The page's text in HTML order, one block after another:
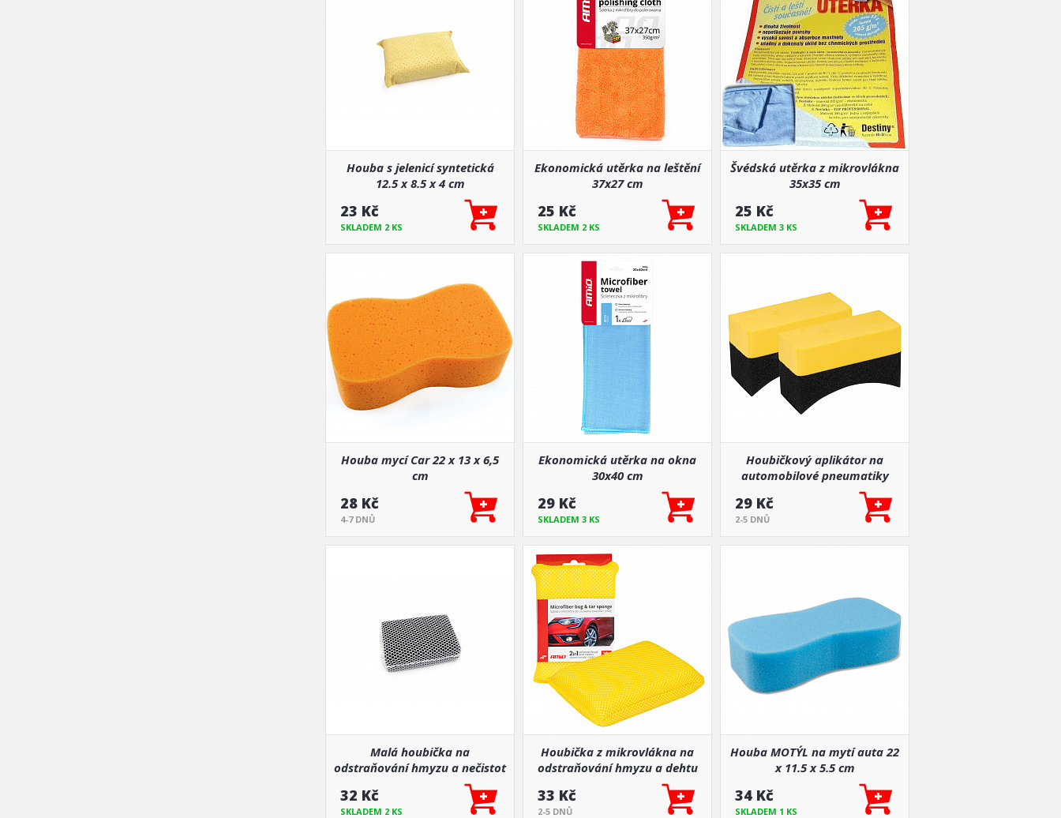
Houba s jelenicí syntetická
12.5 x 8.5 x 4 cm
23 Kč
SKLADEM 2 KS
Ekonomická utěrka na leštění
37x27 cm
25 Kč
SKLADEM 2 KS
Švédská utěrka z mikrovlákna
35x35 cm
25 Kč
SKLADEM 3 KS
Houba mycí Car 22 x 13 x 6,5
cm
28 Kč
4-7 DNŮ
Ekonomická utěrka na okna
30x40 cm
29 Kč
SKLADEM 3 KS
Houbičkový aplikátor na
automobilové pneumatiky
sada 2 ks. AMIO-04018
29 Kč
2-5 DNŮ
Malá houbička na
odstraňování hmyzu a nečistot
12.5 x 8.5 x 4 cm
32 Kč
SKLADEM 2 KS
Houbička z mikrovlákna na
odstraňování hmyzu a dehtu
33 Kč
2-5 DNŮ
Houba MOTÝL na mytí auta 22
x 11.5 x 5.5 cm
34 Kč
SKLADEM 1 KS